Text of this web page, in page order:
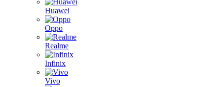
Huawei
Oppo
Realme
Infinix
Vivo